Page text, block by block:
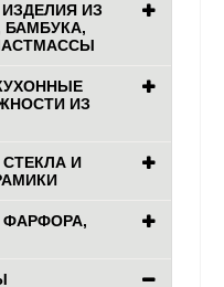
ИЗ
БАМБУКА,
ИЗ
И
ФАРФОРА,